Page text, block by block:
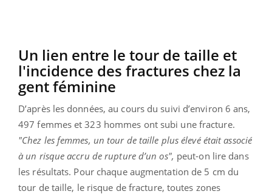
Un lien entre le tour de taille et
l'incidence des fractures chez la
gent féminine
D’après les données, au cours du suivi d’environ 6 ans,
497 femmes et 323 hommes ont subi une fracture.
"Chez les femmes, un tour de taille plus élevé était associé
à un risque accru de rupture d’un os", peut-on lire dans
les résultats. Pour chaque augmentation de 5 cm du
tour de taille, le risque de fracture, toutes zones